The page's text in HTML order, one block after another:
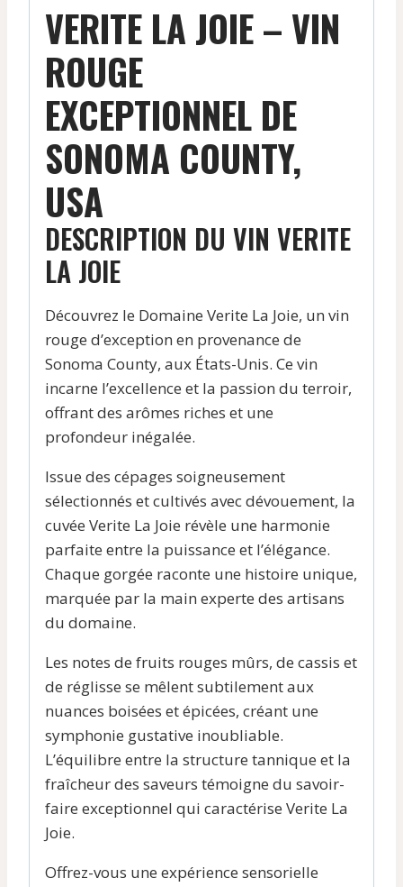
VERITE LA JOIE – VIN
ROUGE
EXCEPTIONNEL DE
SONOMA COUNTY,
USA
DESCRIPTION DU VIN VERITE
LA JOIE
Découvrez le Domaine Verite La Joie, un vin
rouge d’exception en provenance de
Sonoma County, aux États-Unis. Ce vin
incarne l’excellence et la passion du terroir,
offrant des arômes riches et une
profondeur inégalée.
Issue des cépages soigneusement
sélectionnés et cultivés avec dévouement, la
cuvée Verite La Joie révèle une harmonie
parfaite entre la puissance et l’élégance.
Chaque gorgée raconte une histoire unique,
marquée par la main experte des artisans
du domaine.
Les notes de fruits rouges mûrs, de cassis et
de réglisse se mêlent subtilement aux
nuances boisées et épicées, créant une
symphonie gustative inoubliable.
L’équilibre entre la structure tannique et la
fraîcheur des saveurs témoigne du savoir-
faire exceptionnel qui caractérise Verite La
Joie.
Offrez-vous une expérience sensorielle